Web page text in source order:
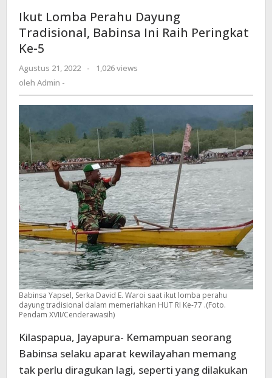
Tradisional,
Ke-
Ikut Lomba Perahu Dayung
Tradisional, Babinsa Ini Raih Peringkat
Ke-5
Agustus 21, 2022
oleh
-
1,026 views
oleh Admin -
Babinsa Yapsel, Serka David E. Waroi saat ikut lomba perahu
dayung tradisional dalam memeriahkan HUT RI Ke-77 .(Foto.
Pendam XVII/Cenderawasih)
Kilaspapua, Jayapura- Kemampuan seorang
Babinsa selaku aparat kewilayahan memang
tak perlu diragukan lagi, seperti yang dilakukan